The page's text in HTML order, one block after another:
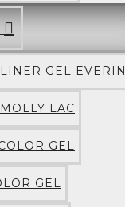
GEL EVERIN
LAC
GEL
GEL